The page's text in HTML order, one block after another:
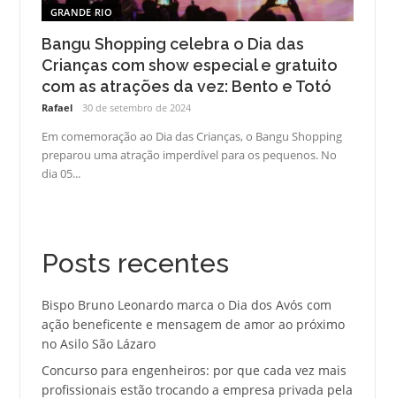
GRANDE RIO
Bangu Shopping celebra o Dia das
Crianças com show especial e gratuito
com as atrações da vez: Bento e Totó
Rafael 30 de setembro de 2024
Em comemoração ao Dia das Crianças, o Bangu Shopping
preparou uma atração imperdível para os pequenos. No
dia 05...
Posts recentes
Bispo Bruno Leonardo marca o Dia dos Avós com
ação beneficente e mensagem de amor ao próximo
no Asilo São Lázaro
Concurso para engenheiros: por que cada vez mais
profissionais estão trocando a empresa privada pela